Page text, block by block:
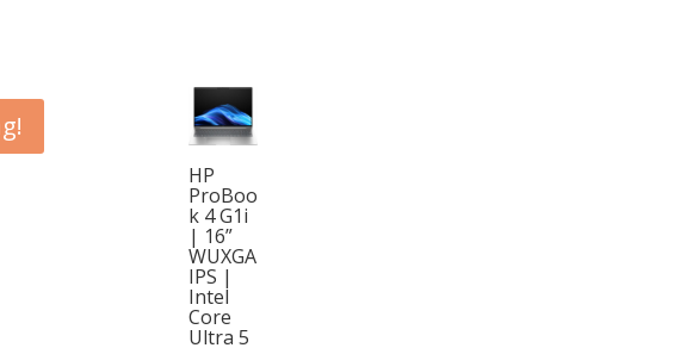
HP
ProBoo
k 4 G1i
| 16”
WUXGA
IPS |
Intel
Core
Ultra 5